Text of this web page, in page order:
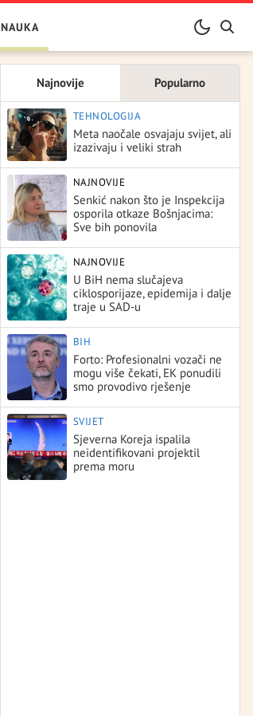
NAUKA
Najnovije Popularno
TEHNOLOGIJA
Meta naočale osvajaju svijet, ali
izazivaju i veliki strah
NAJNOVIJE
Senkić nakon što je Inspekcija
osporila otkaze Bošnjacima:
Sve bih ponovila
NAJNOVIJE
U BiH nema slučajeva
ciklosporijaze, epidemija i dalje
traje u SAD-u
BIH
Forto: Profesionalni vozači ne
mogu više čekati, EK ponudili
smo provodivo rješenje
SVIJET
Sjeverna Koreja ispalila
neidentifikovani projektil
prema moru